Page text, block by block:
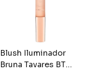
Blush Iluminador
Bruna Tavares BT